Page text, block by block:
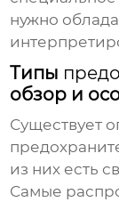
нужно
Типы
обзор и
Существует
из них есть
Самые